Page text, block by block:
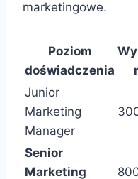
marketingowe.
Poziom
doświadczenia
Junior
Marketing
Manager
Senior
Marketing